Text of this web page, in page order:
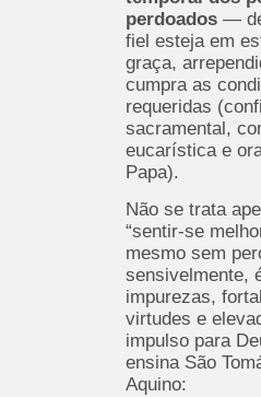
perdoados —
fiel esteja em
graça,
cumpra as
requeridas
sacramental,
eucarística e
Papa).
Não se trata
“sentir-se
mesmo sem
sensivelmente,
impurezas,
virtudes e
impulso para
ensina São
Aquino: